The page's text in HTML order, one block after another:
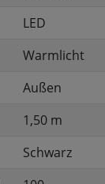
LED
Warmlicht
Außen
1,50 m
Schwarz